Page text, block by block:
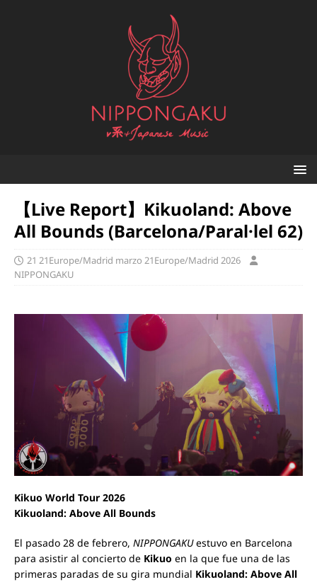
【Live Report】Kikuoland: Above
All Bounds (Barcelona/Paral·lel 62)
21 21Europe/Madrid marzo 21Europe/Madrid 2026
NIPPONGAKU
Kikuo World Tour 2026
Kikuoland: Above All Bounds
El pasado 28 de febrero, NIPPONGAKUestuvo en Barcelona
para asistir al concierto de Kikuo en la que fue una de las
primeras paradas de su gira mundial Kikuoland: Above All